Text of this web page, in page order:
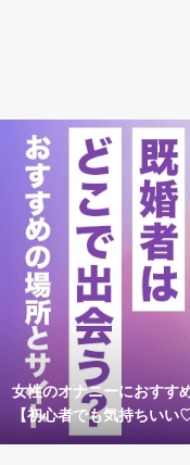
女性のオナニーにおすす
【初心者でも気持ちいい